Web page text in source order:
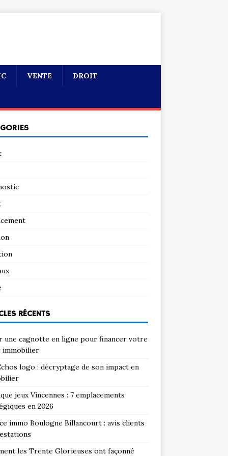
VENTE DROIT
RÉCENTS
une cagnotte en ligne pour financer votre
immobilier
logo : décryptage de son impact en
jeux Vincennes : 7 emplacements
en 2026
immo Boulogne Billancourt : avis clients
les Trente Glorieuses ont façonné